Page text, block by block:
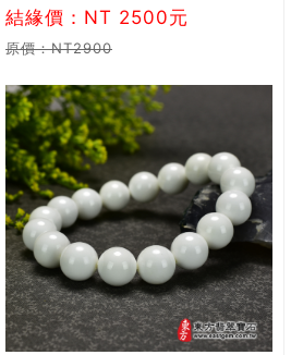
結緣價：NT 2500元
原價：NT2900